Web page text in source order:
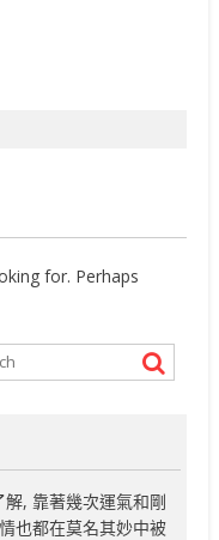
for. Perhaps
, 靠著幾次運氣和剛
也都在莫名其妙中被